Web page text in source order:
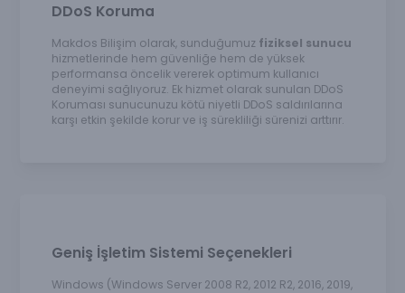
DDoS Koruma
Makdos Bilişim olarak, sunduğumuz fiziksel sunucu
hizmetlerinde hem güvenliğe hem de yüksek
performansa öncelik vererek optimum kullanıcı
deneyimi sağlıyoruz. Ek hizmet olarak sunulan DDoS
Koruması sunucunuzu kötü niyetli DDoS saldırılarına
karşı etkin şekilde korur ve iş sürekliliği sürenizi arttırır.
Geniş İşletim Sistemi Seçenekleri
Windows (Windows Server 2008 R2, 2012 R2, 2016, 2019,